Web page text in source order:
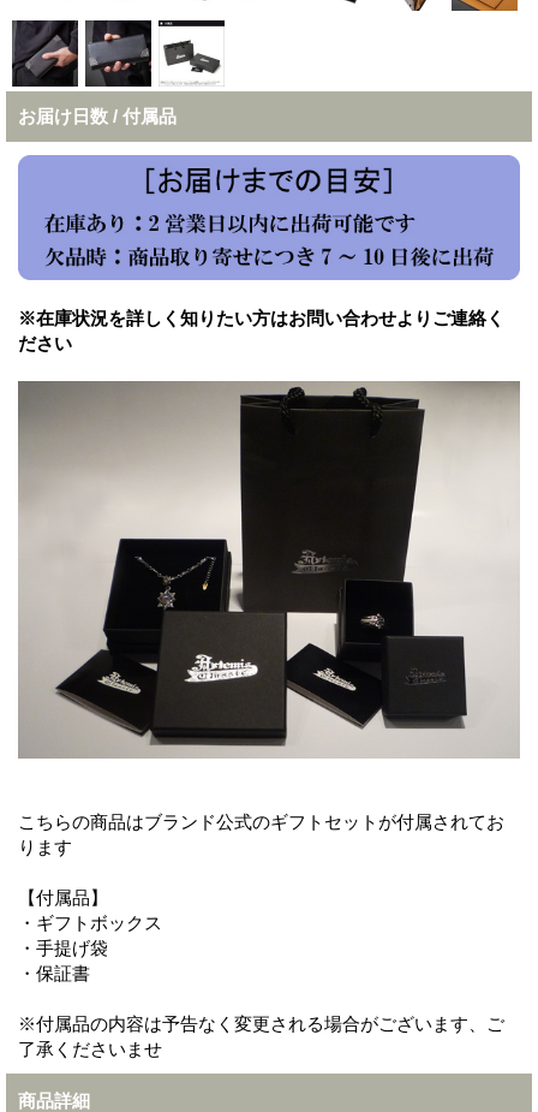
お届け日数 / 付属品
※在庫状況を詳しく知りたい方はお問い合わせよりご連絡く
ださい
こちらの商品はブランド公式のギフトセットが付属されてお
ります
【付属品】
・ギフトボックス
・手提げ袋
・保証書
※付属品の内容は予告なく変更される場合がございます、ご
了承くださいませ
商品詳細